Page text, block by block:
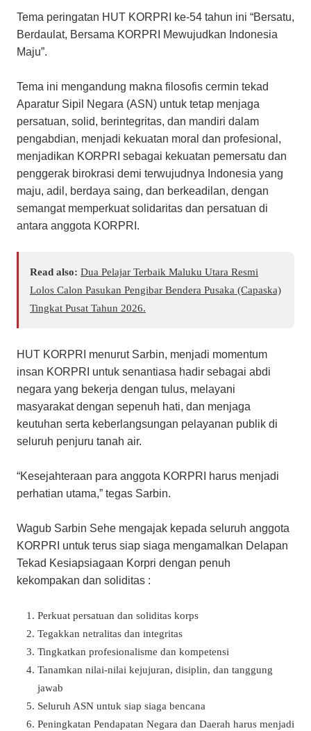
Tema peringatan HUT KORPRI ke-54 tahun ini “Bersatu,
Berdaulat, Bersama KORPRI Mewujudkan Indonesia
Maju”.
Tema ini mengandung makna filosofis cermin tekad
Aparatur Sipil Negara (ASN) untuk tetap menjaga
persatuan, solid, berintegritas, dan mandiri dalam
pengabdian, menjadi kekuatan moral dan profesional,
menjadikan KORPRI sebagai kekuatan pemersatu dan
penggerak birokrasi demi terwujudnya Indonesia yang
maju, adil, berdaya saing, dan berkeadilan, dengan
semangat memperkuat solidaritas dan persatuan di
antara anggota KORPRI.
Read also: Dua Pelajar Terbaik Maluku Utara Resmi
Lolos Calon Pasukan Pengibar Bendera Pusaka (Capaska)
Tingkat Pusat Tahun 2026.
HUT KORPRI menurut Sarbin, menjadi momentum
insan KORPRI untuk senantiasa hadir sebagai abdi
negara yang bekerja dengan tulus, melayani
masyarakat dengan sepenuh hati, dan menjaga
keutuhan serta keberlangsungan pelayanan publik di
seluruh penjuru tanah air.
“Kesejahteraan para anggota KORPRI harus menjadi
perhatian utama,” tegas Sarbin.
Wagub Sarbin Sehe mengajak kepada seluruh anggota
KORPRI untuk terus siap siaga mengamalkan Delapan
Tekad Kesiapsiagaan Korpri dengan penuh
kekompakan dan soliditas :
Perkuat persatuan dan soliditas korps
Tegakkan netralitas dan integritas
Tingkatkan profesionalisme dan kompetensi
Tanamkan nilai-nilai kejujuran, disiplin, dan tanggung
jawab
Seluruh ASN untuk siap siaga bencana
Peningkatan Pendapatan Negara dan Daerah harus menjadi